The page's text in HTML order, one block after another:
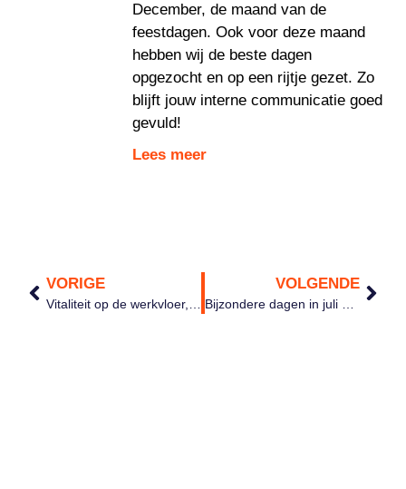
December, de maand van de
feestdagen. Ook voor deze maand
hebben wij de beste dagen
opgezocht en op een rijtje gezet. Zo
blijft jouw interne communicatie goed
gevuld!
Lees meer
VORIGE
Vitaliteit op de werkvloer, een aanpak voor gezondere keuzes
VOLGENDE
Bijzondere dagen in juli om op in te haken met je interne communicatie